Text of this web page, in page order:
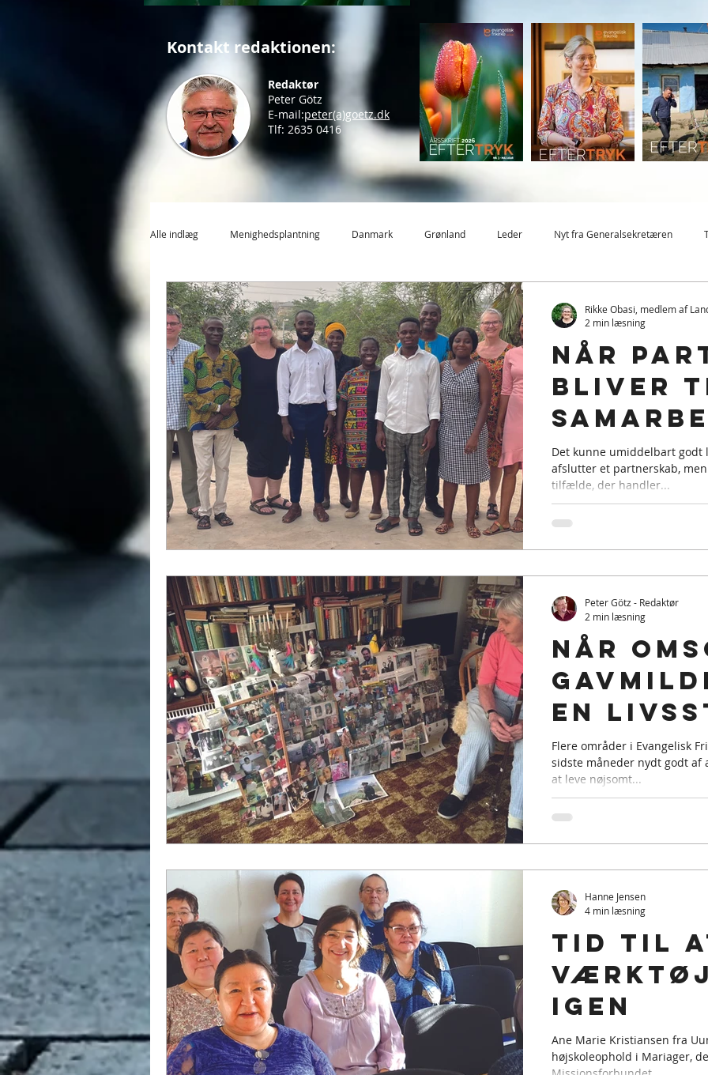
Kontakt redaktionen:
Redaktør
Peter Götz
E-mail:peter(a)goetz.dk
Tlf: 2635 0416
Alle indlæg Menighedsplantning Danmark Grønland Leder Nyt fra Generalsekretæren
International Mission Rumænien MBU MBL Sommerstævne
Håb for din by Tro til tiden Ghana Eftertanke Landsledelsen Frivillighed Børn
Debat
Når
bliver
Det kunne umiddelbart godt
afslutter et partnerskab,
tilfælde, der handler...
Rikke Obasi, medlem af
2 min læsning
Når
en
Flere områder i Evangelisk
sidste måneder nydt godt af
at leve nøjsomt...
Peter Götz - Redaktør
2 min læsning
Tid til
igen
Ane Marie Kristiansen fra
højskoleophold i Mariager,
Hanne Jensen
4 min læsning